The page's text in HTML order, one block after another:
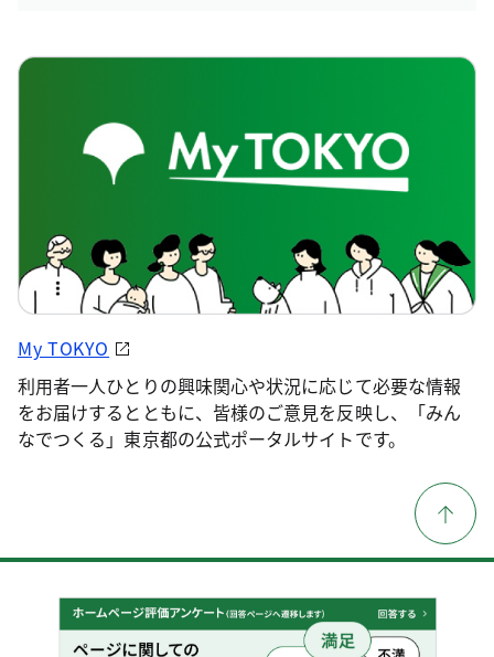
My TOKYO
利用者一人ひとりの興味関心や状況に応じて必要な情報
をお届けするとともに、皆様のご意見を反映し、「みん
なでつくる」東京都の公式ポータルサイトです。